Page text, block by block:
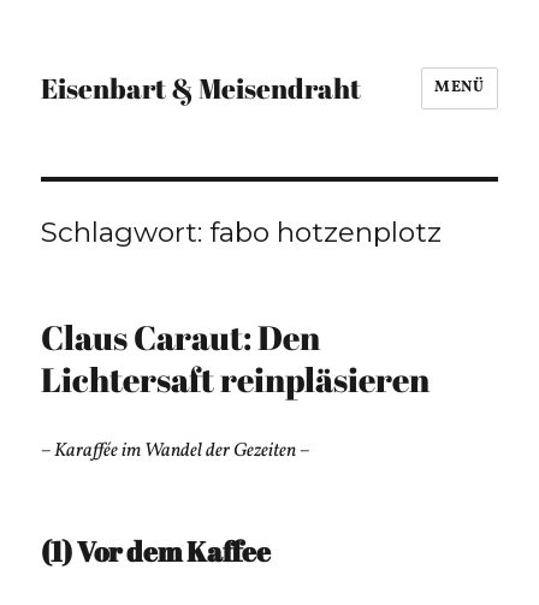
Eisenbart & Meisendraht MENÜ
Schlagwort:fabo hotzenplotz
Claus Caraut: Den
Lichtersaft reinpläsieren
– Karaffée im Wandel der Gezeiten –
(1) Vor dem Kaffee